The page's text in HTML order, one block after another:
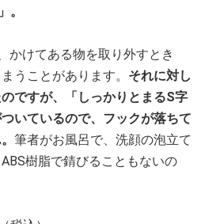
」。
かけてある物を取り外すとき
うことがあります。 それに対し
ですが、「しっかりとまるS字
いているので、フックが落ちて
筆者がお風呂で、洗顔の泡立て
樹脂で錆びることもないの